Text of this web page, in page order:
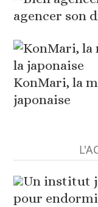
agencer son
KonMari, la
japonaise
Un institut
pour